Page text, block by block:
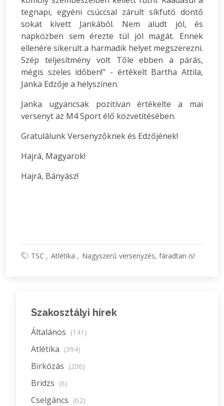
tegnapi, egyéni csúccsal zárult síkfutó döntő
sokat kivett Jankából. Nem aludt jól, és
napközben sem érezte túl jól magát. Ennek
ellenére sikerült a harmadik helyet megszerezni.
Szép teljesítmény volt Tőle ebben a párás,
mégis szeles időben!" - értékelt Bartha Attila,
Janka Edzője a helyszínen.
Janka ugyancsak pozitívan értékelte a mai
versenyt az M4 Sport élő közvetítésében.
Gratulálunk Versenyzőknek és Edzőjének!
Hajrá, Magyarok!
Hajrá, Bányász!
TSC Atlétika Nagyszerű versenyzés, fáradtan is!
Szakosztályi hírek
Általános (141)
Atlétika (394)
Birkózás (206)
Bridzs (6)
Cselgáncs (62)